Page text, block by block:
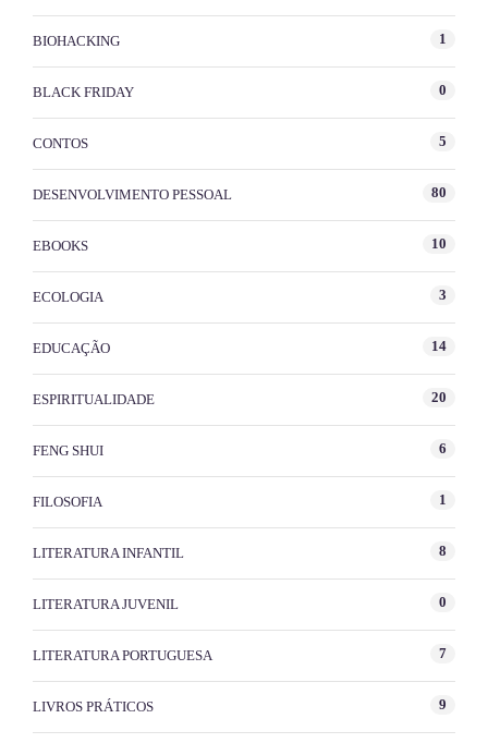
BIOHACKING 1
BLACK FRIDAY 0
CONTOS 5
DESENVOLVIMENTO PESSOAL 80
EBOOKS 10
ECOLOGIA 3
EDUCAÇÃO 14
ESPIRITUALIDADE 20
FENG SHUI 6
FILOSOFIA 1
LITERATURA INFANTIL 8
LITERATURA JUVENIL 0
LITERATURA PORTUGUESA 7
LIVROS PRÁTICOS 9